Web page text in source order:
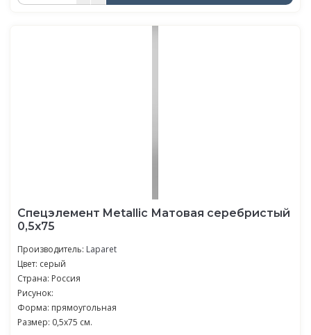
Спецэлемент Metallic Матовая серебристый
0,5х75
Производитель: Laparet
Цвет: серый
Страна: Россия
Рисунок:
Форма: прямоугольная
Размер: 0,5x75 см.